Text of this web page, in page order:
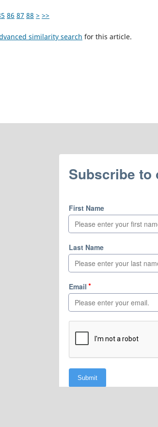
86 87 88 > >>
similarity search for this article.